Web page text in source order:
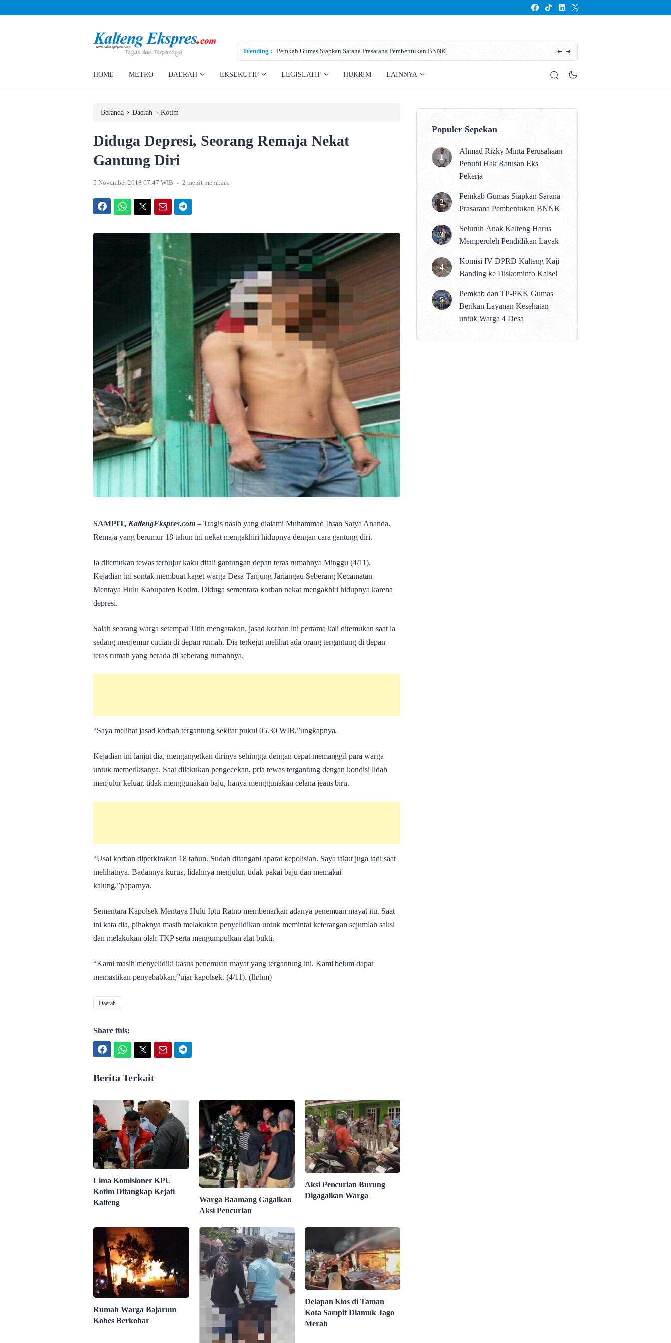
Trending :
Ahmad Rizky Minta Perusahaan Penuhi Hak Ratusan Eks Pekerja Pemkab Gumas Siapkan Sarana Prasarana Pembentukan BNNK Seluruh Anak Kalteng Harus Memperoleh
HOME METRO DAERAH EKSEKUTIF LEGISLATIF HUKRIM LAINNYA
Beranda › Daerah › Kotim
Diduga Depresi, Seorang Remaja Nekat
Gantung Diri
5 November 2018 07:47 WIB . 2 menit membaca
SAMPIT, KaltengEkspres.com – Tragis nasib yang dialami Muhammad Ihsan Satya Ananda.
Remaja yang berumur 18 tahun ini nekat mengakhiri hidupnya dengan cara gantung diri.
Ia ditemukan tewas terbujur kaku ditali gantungan depan teras rumahnya Minggu (4/11).
Kejadian ini sontak membuat kaget warga Desa Tanjung Jariangau Seberang Kecamatan
Mentaya Hulu Kabupaten Kotim. Diduga sementara korban nekat mengakhiri hidupnya karena
depresi.
Salah seorang warga setempat Titin mengatakan, jasad korban ini pertama kali ditemukan saat ia
sedang menjemur cucian di depan rumah. Dia terkejut melihat ada orang tergantung di depan
teras rumah yang berada di seberang rumahnya.
“Saya melihat jasad korbab tergantung sekitar pukul 05.30 WIB,”ungkapnya.
Kejadian ini lanjut dia, mengangetkan dirinya sehingga dengan cepat memanggil para warga
untuk memeriksanya. Saat dilakukan pengecekan, pria tewas tergantung dengan kondisi lidah
menjulur keluar, tidak menggunakan baju, hanya menggunakan celana jeans biru.
“Usai korban diperkirakan 18 tahun. Sudah ditangani aparat kepolisian. Saya takut juga tadi saat
melihatnya. Badannya kurus, lidahnya menjulur, tidak pakai baju dan memakai
kalung,”paparnya.
Sementara Kapolsek Mentaya Hulu Iptu Ratno membenarkan adanya penemuan mayat itu. Saat
ini kata dia, pihaknya masih melakukan penyelidikan untuk memintai keterangan sejumlah saksi
dan melakukan olah TKP serta mengumpulkan alat bukti.
“Kami masih menyelidiki kasus penemuan mayat yang tergantung ini. Kami belum dapat
memastikan penyebabkan,”ujar kapolsek. (4/11). (lh/hm)
Daerah
Share this:
Berita Terkait
Lima Komisioner KPU
Kotim Ditangkap Kejati
Kalteng
Warga Baamang Gagalkan
Aksi Pencurian
Aksi Pencurian Burung
Digagalkan Warga
Rumah Warga Bajarum
Kobes Berkobar
Delapan Kios di Taman
Kota Sampit Diamuk Jago
Merah
Populer Sepekan
Ahmad Rizky Minta Perusahaan
Penuhi Hak Ratusan Eks
Pekerja
Pemkab Gumas Siapkan Sarana
Prasarana Pembentukan BNNK
Seluruh Anak Kalteng Harus
Memperoleh Pendidikan Layak
Komisi IV DPRD Kalteng Kaji
Banding ke Diskominfo Kalsel
Pemkab dan TP-PKK Gumas
Berikan Layanan Kesehatan
untuk Warga 4 Desa